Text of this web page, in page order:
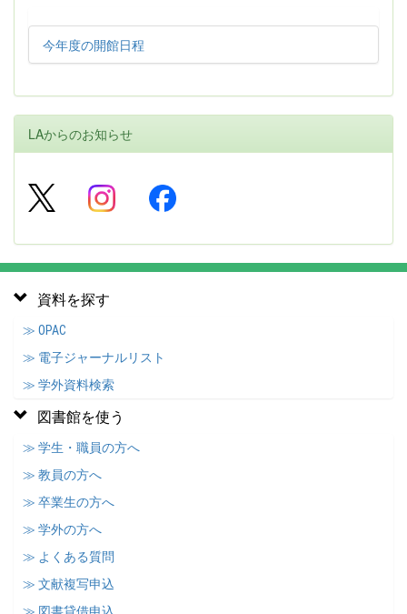
今年度の開館日程
LAからのお知らせ
資料を探す
≫ OPAC
≫ 電子ジャーナルリスト
≫ 学外資料検索
図書館を使う
≫ 学生・職員の方へ
≫ 教員の方へ
≫ 卒業生の方へ
≫ 学外の方へ
≫ よくある質問
≫ 文献複写申込